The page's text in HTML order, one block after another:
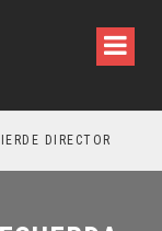
DIRECTOR